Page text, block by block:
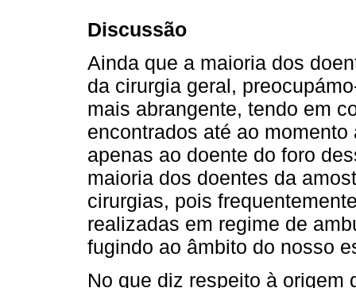
Discussão
Ainda que a maioria dos
da cirurgia geral,
mais abrangente, tendo em
encontrados até ao
apenas ao doente do foro
maioria dos doentes da
cirurgias, pois
realizadas em regime de
fugindo ao âmbito do nosso
No que diz respeito à origem